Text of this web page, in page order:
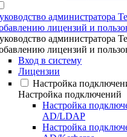
администратора
лицензий и
администратора
лицензий и
Вход в систему
Лицензии
Настройка
Настройка подключений
Настройка
AD/LDAP
Настройка